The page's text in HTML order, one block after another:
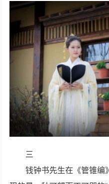
三
钱钟书先生在《管锥编